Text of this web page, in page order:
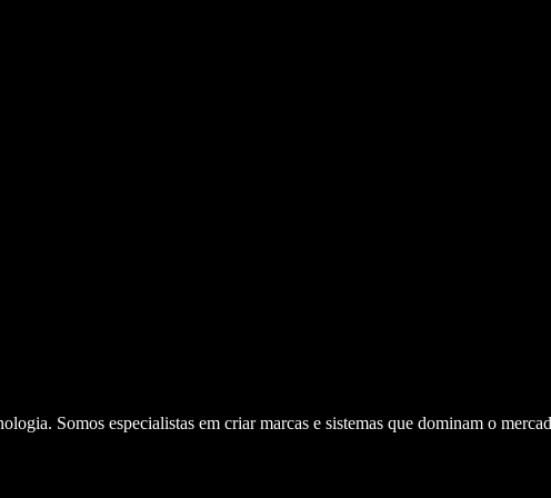
Somos especialistas em criar marcas e sistemas que dominam o